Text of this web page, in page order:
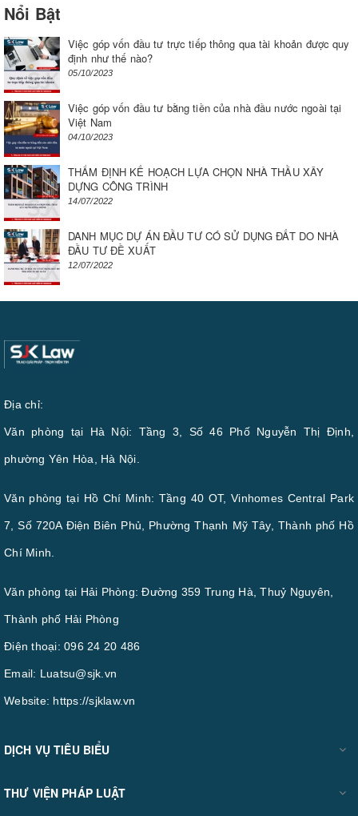
Nổi Bật
Việc góp vốn đầu tư trực tiếp thông qua tài khoản được quy
định như thế nào?
05/10/2023
Việc góp vốn đầu tư bằng tiền của nhà đầu nước ngoài tại
Việt Nam
04/10/2023
THẨM ĐỊNH KẾ HOẠCH LỰA CHỌN NHÀ THẦU XÂY
DỰNG CÔNG TRÌNH
14/07/2022
DANH MỤC DỰ ÁN ĐẦU TƯ CÓ SỬ DỤNG ĐẤT DO NHÀ
ĐẦU TƯ ĐỀ XUẤT
12/07/2022
Địa chỉ:
Văn phòng tại Hà Nội: Tầng 3, Số 46 Phố Nguyễn Thị Định,
phường Yên Hòa, Hà Nội.
Văn phòng tại Hồ Chí Minh: Tầng 40 OT, Vinhomes Central Park
7, Số 720A Điện Biên Phủ, Phường Thạnh Mỹ Tây, Thành phố Hồ
Chí Minh.
Văn phòng tại Hải Phòng: Đường 359 Trung Hà, Thuỷ Nguyên,
Thành phố Hải Phòng
Điện thoại: 096 24 20 486
Email: Luatsu@sjk.vn
Website: https://sjklaw.vn
DỊCH VỤ TIÊU BIỂU
THƯ VIỆN PHÁP LUẬT